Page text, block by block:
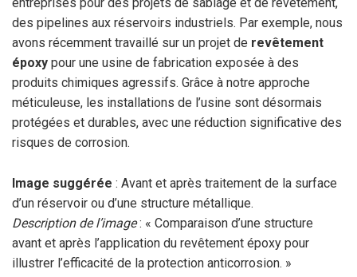
des pipelines aux réservoirs industriels. Par exemple, nous
avons récemment travaillé sur un projet de revêtement
époxy pour une usine de fabrication exposée à des
produits chimiques agressifs. Grâce à notre approche
méticuleuse, les installations de l’usine sont désormais
protégées et durables, avec une réduction significative des
risques de corrosion.
Image suggérée : Avant et après traitement de la surface
d’un réservoir ou d’une structure métallique.
Description de l’image: « Comparaison d’une structure
avant et après l’application du revêtement époxy pour
illustrer l’efficacité de la protection anticorrosion. »